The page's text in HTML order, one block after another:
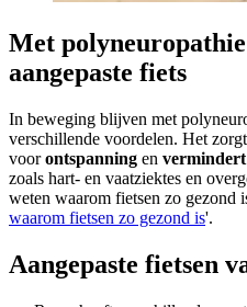
Met
aangepaste fiets
In beweging blijven met
verschillende voordelen. Het
voorontspanning en vermindert
zoals hart- en vaatziektes en
weten waarom fietsen zo gezond
waarom fietsen zo gezond is'.
Aangepaste fietsen